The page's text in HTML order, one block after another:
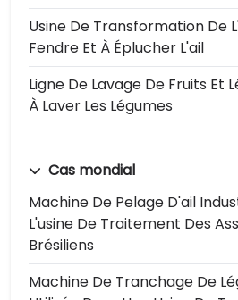
Usine De Transformation De
Fendre Et À Éplucher L'ail
Ligne De Lavage De Fruits Et
À Laver Les Légumes
Cas mondial
Machine De Pelage D'ail
L'usine De Traitement Des
Brésiliens
Machine De Tranchage De